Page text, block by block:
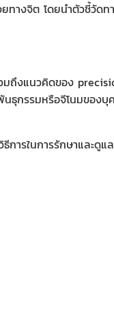
งจิต โดยนำตัวชี้วัดท
มถึงแนวคิดของ
ธุกรรมหรือจีโนมขอ
ารในการรักษาและดูแ